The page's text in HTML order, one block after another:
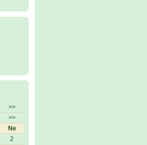
>>
>>
Ne
2